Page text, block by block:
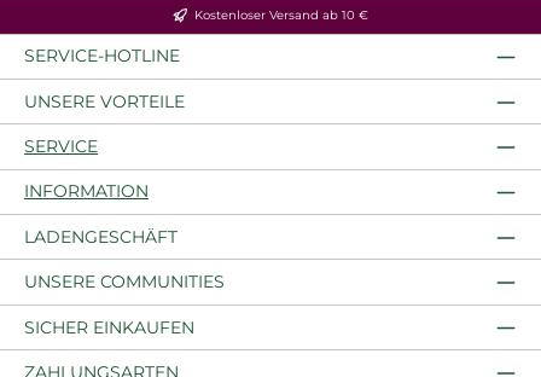
Kostenloser Versand ab 10 €
SERVICE-HOTLINE
UNSERE VORTEILE
SERVICE
INFORMATION
LADENGESCHÄFT
UNSERE COMMUNITIES
SICHER EINKAUFEN
ZAHLUNGSARTEN